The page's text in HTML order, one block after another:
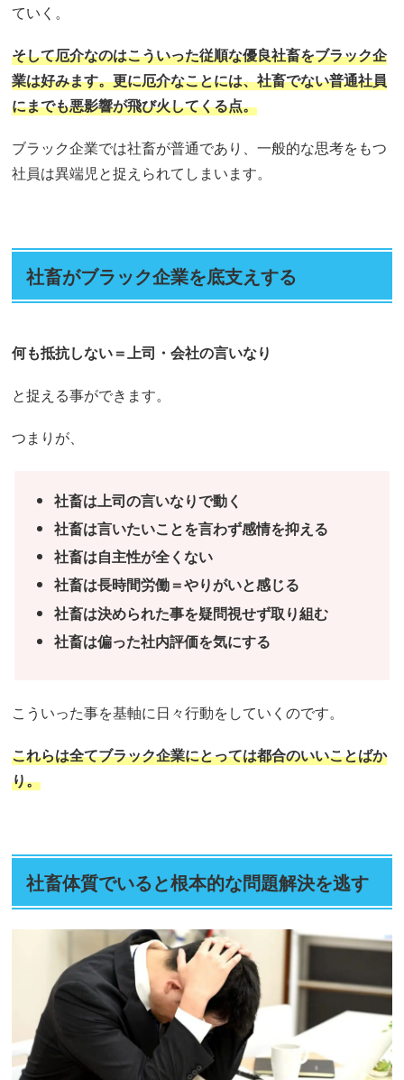
ていく。
そして厄介なのはこういった従順な優良社畜をブラック企
業は好みます。更に厄介なことには、社畜でない普通社員
にまでも悪影響が飛び火してくる点。
ブラック企業では社畜が普通であり、一般的な思考をもつ
社員は異端児と捉えられてしまいます。
社畜がブラック企業を底支えする
何も抵抗しない＝上司・会社の言いなり
と捉える事ができます。
つまりが、
社畜は上司の言いなりで動く
社畜は言いたいことを言わず感情を抑える
社畜は自主性が全くない
社畜は長時間労働＝やりがいと感じる
社畜は決められた事を疑問視せず取り組む
社畜は偏った社内評価を気にする
こういった事を基軸に日々行動をしていくのです。
これらは全てブラック企業にとっては都合のいいことばか
り。
社畜体質でいると根本的な問題解決を逃す